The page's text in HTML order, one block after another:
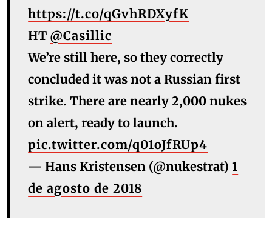
https://t.co/qGvhRDXyfK
HT @Casillic
We’re still here, so they correctly
concluded it was not a Russian first
strike. There are nearly 2,000 nukes
on alert, ready to launch.
pic.twitter.com/q01oJfRUp4
— Hans Kristensen (@nukestrat)1
de agosto de 2018